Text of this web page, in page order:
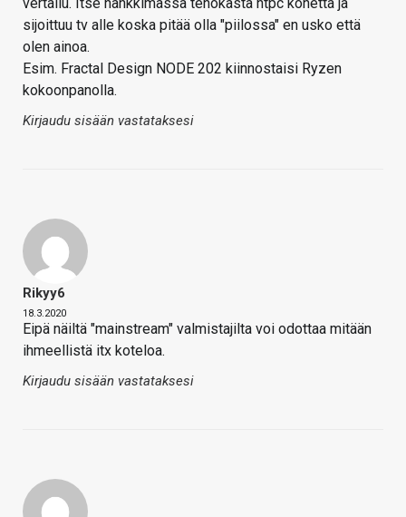
sijoittuu tv alle koska pitää olla "piilossa" en usko että
olen ainoa.
Esim. Fractal Design NODE 202 kiinnostaisi Ryzen
kokoonpanolla.
Kirjaudu sisään vastataksesi
Rikyy6
18.3.2020
Eipä näiltä "mainstream" valmistajilta voi odottaa mitään
ihmeellistä itx koteloa.
Kirjaudu sisään vastataksesi